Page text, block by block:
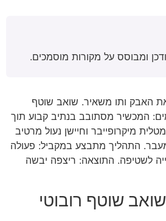
ומבוסס על מקורות מוסמכים.
האבק ותו משאיר. שואב שוטף
מים: המכשיר מסתובב בנתיב קבוע תוך
מיקרופייבר וחיישן נעול מרטיב
התהליך מתבצע במקביל: פעולה
לשטיפה. התוצאה: ריצפה יבשה
שוטף רובוטי